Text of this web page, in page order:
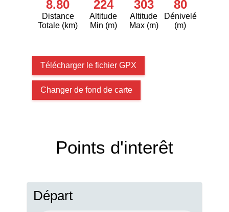
8.80
Distance
Totale (km)
224
Altitude
Min (m)
303
Altitude
Max (m)
80
Dénivelé
(m)
Télécharger le fichier GPX
Changer de fond de carte
Points d'interêt
Départ